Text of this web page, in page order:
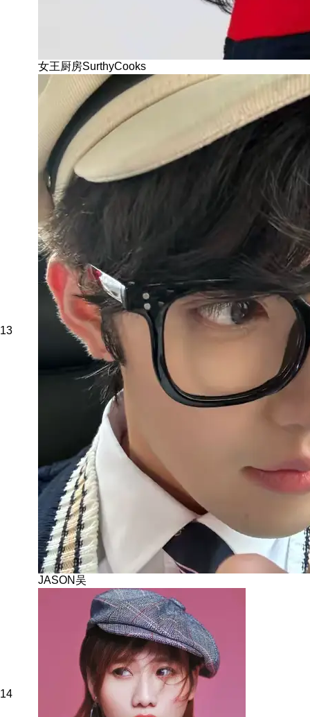
女王厨房SurthyCooks
13
JASON吴
14